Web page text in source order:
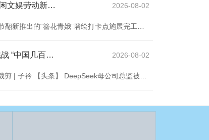
官网登录入口向市民提供一站式赋闲文娱劳动新体验-九游会J9·(china)官方网站-真人游戏第一品牌 2026-08-02
各种游戏等你来！比2016年更具挑战 “中国几百个电动车品牌-九游会J9·(china)官方网站-真人游戏第一品牌 2026-08-02